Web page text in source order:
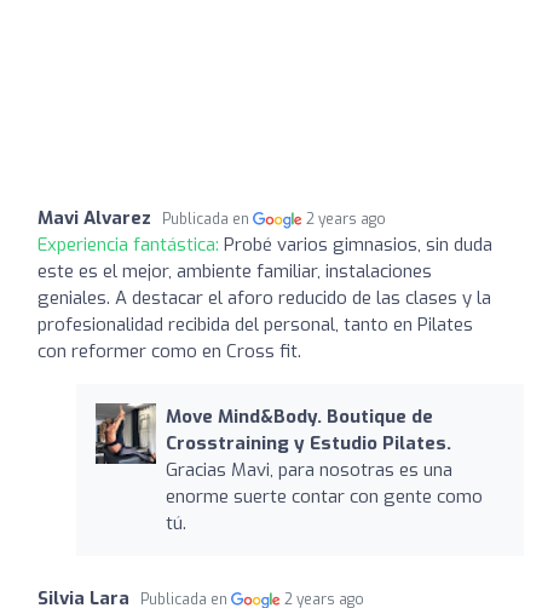
Mavi Alvarez Publicada en 2 years ago
Experiencia fantástica: Probé varios gimnasios, sin duda
este es el mejor, ambiente familiar, instalaciones
geniales. A destacar el aforo reducido de las clases y la
profesionalidad recibida del personal, tanto en Pilates
con reformer como en Cross fit.
Move Mind&Body. Boutique de
Crosstraining y Estudio Pilates.
Gracias Mavi, para nosotras es una
enorme suerte contar con gente como
tú.
Silvia Lara Publicada en 2 years ago